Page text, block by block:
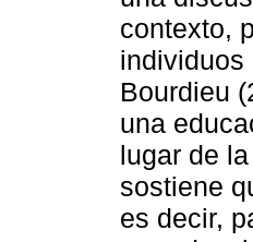
contexto,
individuos
Bourdieu
una
lugar de
sostiene
es decir,